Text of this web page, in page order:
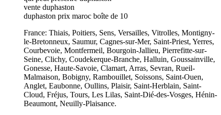
vente duphaston
duphaston prix maroc boîte de 10
France: Thiais, Poitiers, Sens, Versailles, Vitrolles, Montigny-
le-Bretonneux, Saumur, Cagnes-sur-Mer, Saint-Priest, Yerres,
Courbevoie, Montfermeil, Bourgoin-Jallieu, Pierrefitte-sur-
Seine, Clichy, Coudekerque-Branche, Halluin, Goussainville,
Gonesse, Haute-Savoie, Clamart, Arras, Sevran, Rueil-
Malmaison, Bobigny, Rambouillet, Soissons, Saint-Ouen,
Anglet, Eaubonne, Oullins, Plaisir, Saint-Herblain, Saint-
Cloud, Fréjus, Tours, Les Lilas, Saint-Dié-des-Vosges, Hénin-
Beaumont, Neuilly-Plaisance.